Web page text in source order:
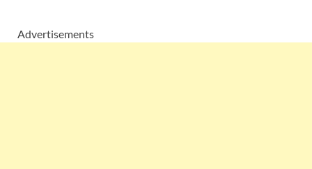
Advertisements